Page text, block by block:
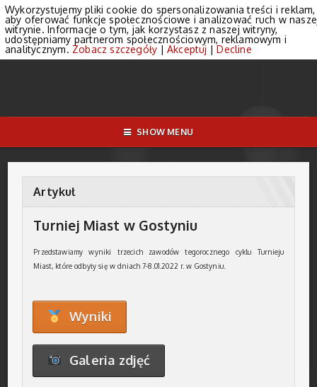
SHOW MENU
Artykuł
Turniej Miast w Gostyniu
Przedstawiamy wyniki trzecich zawodów tegorocznego cyklu Turnieju
Miast, które odbyły się w dniach 7-8.01.2022 r. w Gostyniu.
Wyniki
Galeria zdjęć
Wykorzystujemy pliki cookie do spersonalizowania treści i reklam,
aby oferować funkcje społecznościowe i analizować ruch w
witrynie. Informacje o tym, jak korzystasz z naszej witryny,
udostępniamy partnerom społecznościowym, reklamowym i
analitycznym. Zobacz szczegóły | Akceptuj |Decline